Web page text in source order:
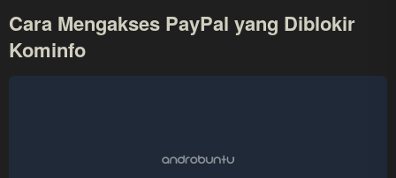
Cara Mengakses PayPal yang Diblokir
Kominfo